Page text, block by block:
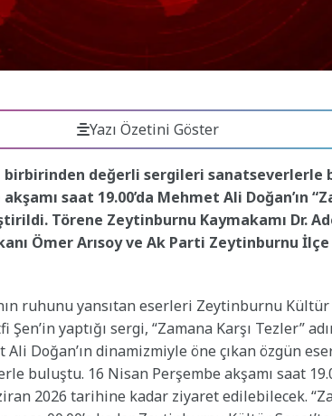
Yazı Özetini Göster
değerli sergileri sanatseverlerle
saat 19.00’da Mehmet Ali Doğan’ın
Törene Zeytinburnu Kaymakamı Dr.
Ömer Arısoy ve Ak Parti Zeytinburnu
ruhunu yansıtan eserleri Zeytinburnu Kültür
yaptığı sergi, “Zamana Karşı Tezler”
Ali Doğan’ın dinamizmiyle öne çıkan özgün
buluştu. 16 Nisan Perşembe akşamı saat
2026 tarihine kadar ziyaret edilebilecek.